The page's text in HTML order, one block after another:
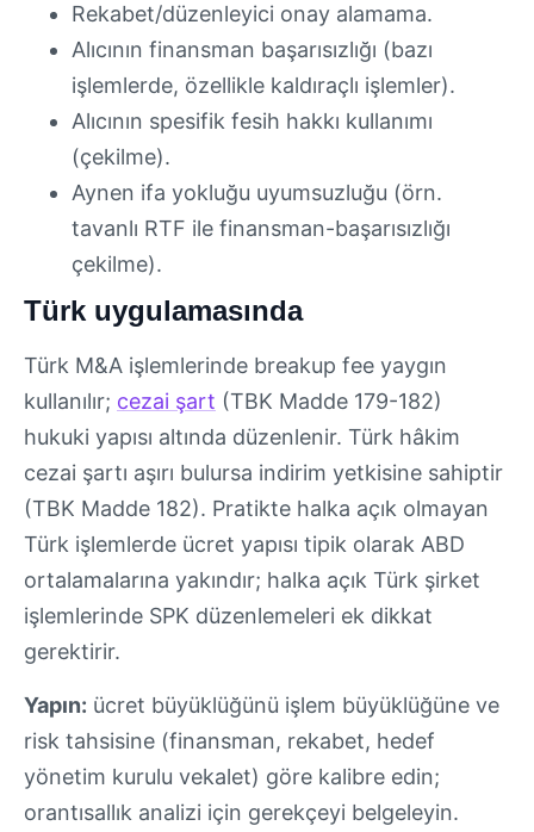
Rekabet/düzenleyici onay alamama.
Alıcının finansman başarısızlığı (bazı
işlemlerde, özellikle kaldıraçlı işlemler).
Alıcının spesifik fesih hakkı kullanımı
(çekilme).
Aynen ifa yokluğu uyumsuzluğu (örn.
tavanlı RTF ile finansman-başarısızlığı
çekilme).
Türk uygulamasında
Türk M&A işlemlerinde breakup fee yaygın
kullanılır; cezai şart (TBK Madde 179-182)
hukuki yapısı altında düzenlenir. Türk hâkim
cezai şartı aşırı bulursa indirim yetkisine sahiptir
(TBK Madde 182). Pratikte halka açık olmayan
Türk işlemlerde ücret yapısı tipik olarak ABD
ortalamalarına yakındır; halka açık Türk şirket
işlemlerinde SPK düzenlemeleri ek dikkat
gerektirir.
Yapın: ücret büyüklüğünü işlem büyüklüğüne ve
risk tahsisine (finansman, rekabet, hedef
yönetim kurulu vekalet) göre kalibre edin;
orantısallık analizi için gerekçeyi belgeleyin.